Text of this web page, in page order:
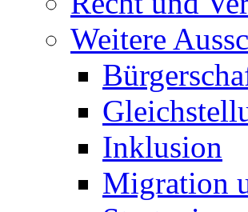
Weitere
Inklusion
Migration